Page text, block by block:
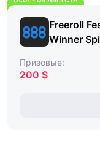
Freeroll
Winner
Призовые:
200 $